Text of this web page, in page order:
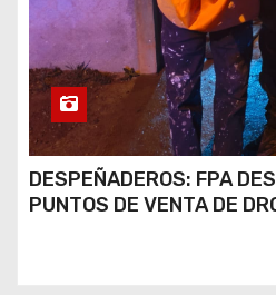
DESPEÑADEROS: FPA
PUNTOS DE VENTA DE